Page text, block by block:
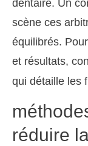
dentaire. Un
scène ces
équilibrés.
et résultats,
qui détaille les
réduire